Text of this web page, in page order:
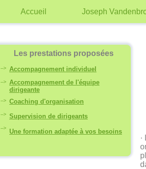
Accueil Joseph
--> Accompagnement individuel
Accompagnement de l'équipe
dirigeante
-->
--> Coaching d'organisation
--> Supervision de dirigeants
--> Une formation adaptée à vos besoins
Les prestations proposées
·